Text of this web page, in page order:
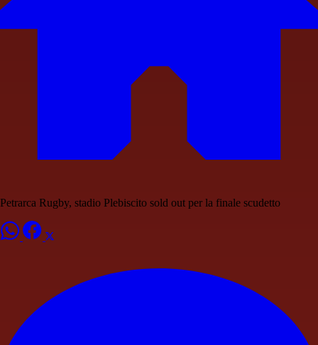
Petrarca Rugby, stadio Plebiscito sold out per la finale scudetto